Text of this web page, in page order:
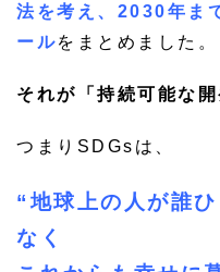
法を考え、2030年ま
ールをまとめました。
それが「持続可能な
つまりSDGsは、
“地球上の人が誰
なく